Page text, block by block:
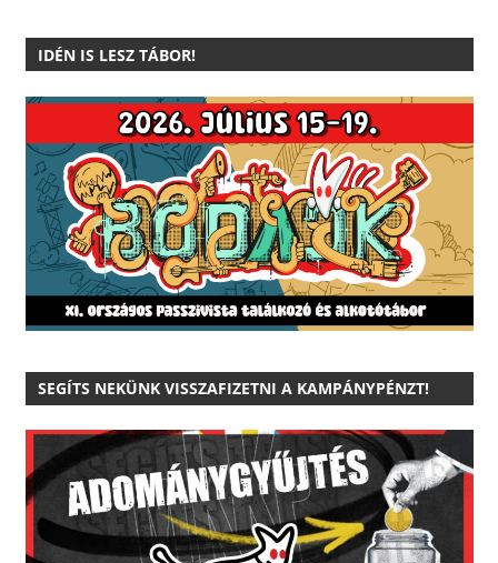
IDÉN IS LESZ TÁBOR!
SEGÍTS NEKÜNK VISSZAFIZETNI A KAMPÁNYPÉNZT!